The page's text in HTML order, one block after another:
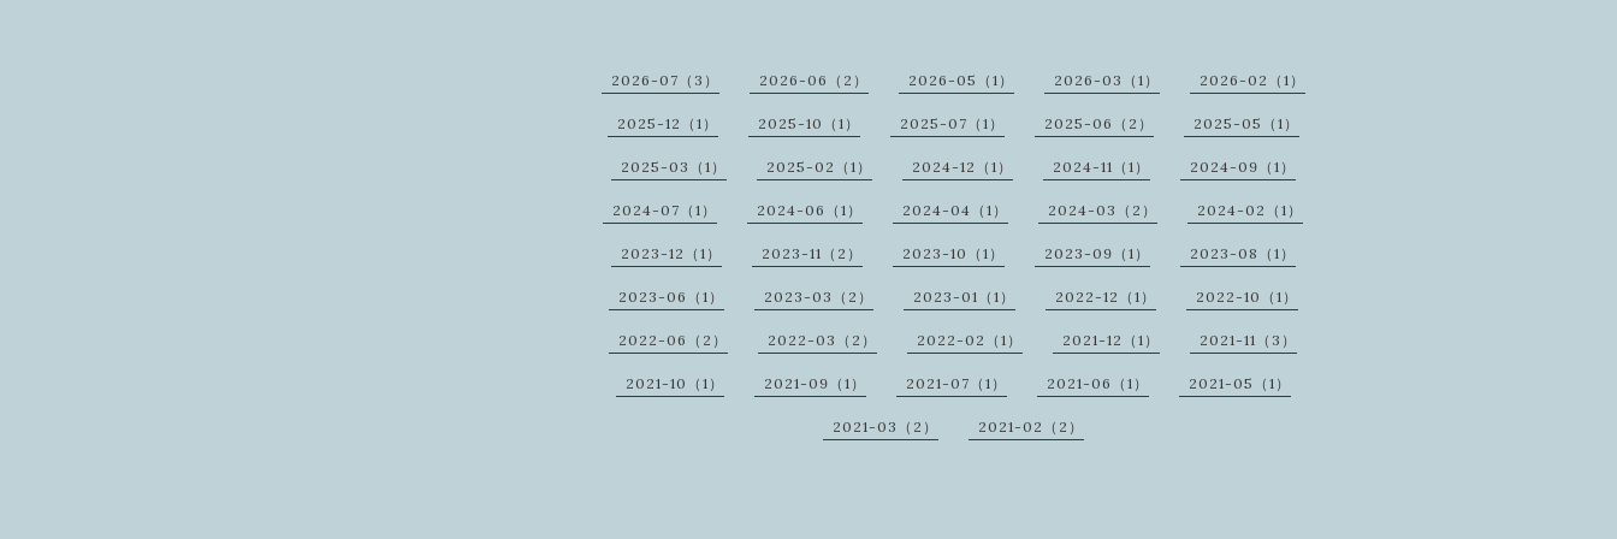
2026-07（3） 2026-06（2） 2026-05（1） 2026-03（1） 2026-02（1）
2025-12（1） 2025-10（1） 2025-07（1） 2025-06（2） 2025-05（1）
2025-03（1） 2025-02（1） 2024-12（1） 2024-11（1） 2024-09（1）
2024-07（1） 2024-06（1） 2024-04（1） 2024-03（2） 2024-02（1）
2023-12（1） 2023-11（2） 2023-10（1） 2023-09（1） 2023-08（1）
2023-06（1） 2023-03（2） 2023-01（1） 2022-12（1） 2022-10（1）
2022-06（2） 2022-03（2） 2022-02（1） 2021-12（1） 2021-11（3）
2021-10（1） 2021-09（1） 2021-07（1） 2021-06（1） 2021-05（1）
2021-03（2） 2021-02（2）